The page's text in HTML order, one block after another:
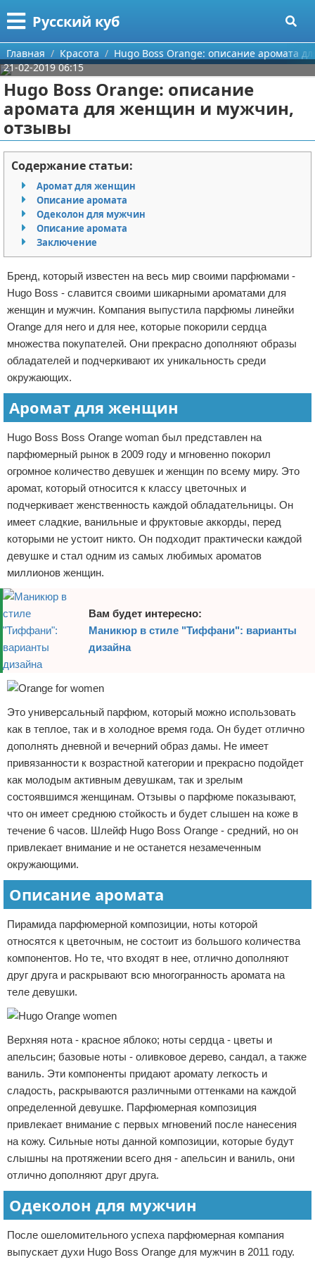
Русский куб
Меню
Главная
Категории
Программирование
Бизнес
Красота
Мода
Отношения
Самосовершенствование
Финансы
Поиск
О проекте
Контакты
Сотрудничество
Размещение рекламы
Для правообладателей
Условия предоставления информации
Отказ от ответственности
Главная Красота
Hugo Boss Orange: описание аромата
21-02-2019 06:15
Hugo Boss Orange: описание
аромата для женщин и мужчин,
отзывы
Содержание статьи:
Аромат для женщин
Описание аромата
Одеколон для мужчин
Описание аромата
Заключение
Бренд, который известен на весь мир своими парфюмами -
Hugo Boss - славится своими шикарными ароматами для
женщин и мужчин. Компания выпустила парфюмы линейки
Orange для него и для нее, которые покорили сердца
множества покупателей. Они прекрасно дополняют образы
обладателей и подчеркивают их уникальность среди
окружающих.
Аромат для женщин
Hugo Boss Boss Orange woman был представлен на
парфюмерный рынок в 2009 году и мгновенно покорил
огромное количество девушек и женщин по всему миру. Это
аромат, который относится к классу цветочных и
подчеркивает женственность каждой обладательницы. Он
имеет сладкие, ванильные и фруктовые аккорды, перед
которыми не устоит никто. Он подходит практически каждой
девушке и стал одним из самых любимых ароматов
миллионов женщин.
Вам будет интересно:
Маникюр в стиле "Тиффани": варианты
дизайна
Это универсальный парфюм, который можно использовать
как в теплое, так и в холодное время года. Он будет отлично
дополнять дневной и вечерний образ дамы. Не имеет
привязанности к возрастной категории и прекрасно подойдет
как молодым активным девушкам, так и зрелым
состоявшимся женщинам. Отзывы о парфюме показывают,
что он имеет среднюю стойкость и будет слышен на коже в
течение 6 часов. Шлейф Hugo Boss Orange - средний, но он
привлекает внимание и не останется незамеченным
окружающими.
Описание аромата
Пирамида парфюмерной композиции, ноты которой
относятся к цветочным, не состоит из большого количества
компонентов. Но те, что входят в нее, отлично дополняют
друг друга и раскрывают всю многогранность аромата на
теле девушки.
Верхняя нота - красное яблоко; ноты сердца - цветы и
апельсин; базовые ноты - оливковое дерево, сандал, а также
ваниль. Эти компоненты придают аромату легкость и
сладость, раскрываются различными оттенками на каждой
определенной девушке. Парфюмерная композиция
привлекает внимание с первых мгновений после нанесения
на кожу. Сильные ноты данной композиции, которые будут
слышны на протяжении всего дня - апельсин и ваниль, они
отлично дополняют друг друга.
Одеколон для мужчин
После ошеломительного успеха парфюмерная компания
выпускает духи Hugo Boss Orange для мужчин в 2011 году.